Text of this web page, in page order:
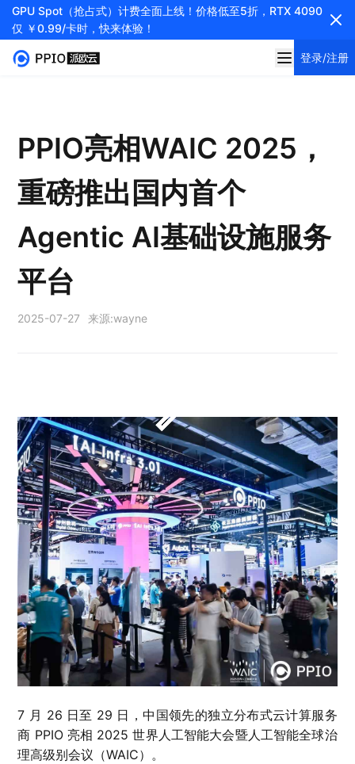
GPU Spot（抢占式）计费全面上线！价格低至5折，RTX 4090
仅 ￥0.99/卡时，快来体验！
登录/注册
PPIO亮相WAIC 2025，
重磅推出国内首个
Agentic AI基础设施服务
平台
2025-07-27 来源:wayne
7 月 26 日至 29 日，中国领先的独立分布式云计算服务
商 PPIO 亮相 2025 世界人工智能大会暨人工智能全球治
理高级别会议（WAIC）。